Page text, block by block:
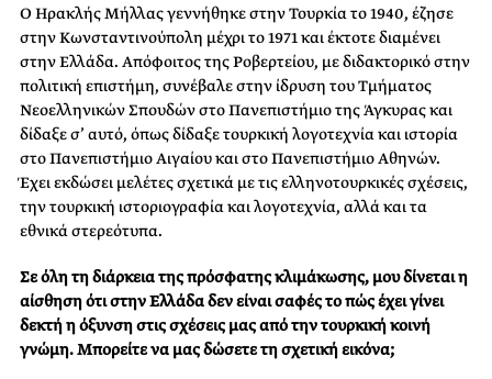
Ο Ηρακλής Μήλλας γεννήθηκε στην Τουρκία το 1940, έζησε
στην Κωνσταντινούπολη μέχρι το 1971 και έκτοτε διαμένει
στην Ελλάδα. Απόφοιτος της Ροβερτείου, με διδακτορικό στην
πολιτική επιστήμη, συνέβαλε στην ίδρυση του Τμήματος
Νεοελληνικών Σπουδών στο Πανεπιστήμιο της Άγκυρας και
δίδαξε σ’ αυτό, όπως δίδαξε τουρκική λογοτεχνία και ιστορία
στο Πανεπιστήμιο Αιγαίου και στο Πανεπιστήμιο Αθηνών.
Έχει εκδώσει μελέτες σχετικά με τις ελληνοτουρκικές σχέσεις,
την τουρκική ιστοριογραφία και λογοτεχνία, αλλά και τα
εθνικά στερεότυπα.
Σε όλη τη διάρκεια της πρόσφατης κλιμάκωσης, μου δίνεται η
αίσθηση ότι στην Ελλάδα δεν είναι σαφές το πώς έχει γίνει
δεκτή η όξυνση στις σχέσεις μας από την τουρκική κοινή
γνώμη. Μπορείτε να μας δώσετε τη σχετική εικόνα;